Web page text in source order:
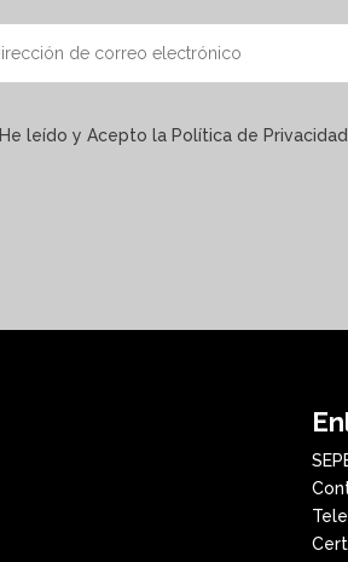
He leído y Acepto la Política de